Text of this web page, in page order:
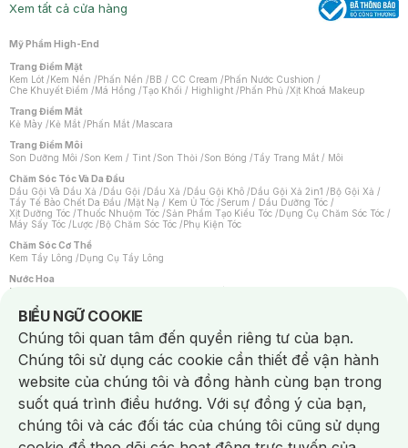
Xem tất cả cửa hàng
Mỹ Phẩm High-End
Trang Điểm Mặt
Kem Lót /Kem Nền /Phấn Nền /BB / CC Cream /Phấn Nước Cushion /
Che Khuyết Điểm /Má Hồng /Tạo Khối / Highlight /Phấn Phủ /Xịt Khoá Makeup
Trang Điểm Mắt
Kẻ Mày /Kẻ Mắt /Phấn Mắt /Mascara
Trang Điểm Môi
Son Dưỡng Môi /Son Kem / Tint /Son Thỏi /Son Bóng /Tẩy Trang Mắt / Môi
Chăm Sóc Tóc Và Da Đầu
Dầu Gội Và Dầu Xả /Dầu Gội /Dầu Xả /Dầu Gội Khô /Dầu Gội Xả 2in1 /Bộ Gội Xả /
Tẩy Tế Bào Chết Da Đầu /Mặt Nạ / Kem Ủ Tóc /Serum / Dầu Dưỡng Tóc /
Xịt Dưỡng Tóc /Thuốc Nhuộm Tóc /Sản Phẩm Tạo Kiểu Tóc /Dụng Cụ Chăm Sóc Tóc /
Máy Sấy Tóc /Lược /Bộ Chăm Sóc Tóc /Phụ Kiện Tóc
Chăm Sóc Cơ Thể
Kem Tẩy Lông /Dụng Cụ Tẩy Lông
Nước Hoa
Nước Hoa Nữ
Chăm Sóc Cá Nhân
Chống Muỗi /Khẩu Trang /Máy Massage/Mặt Nạ Xông Hơi /Nước Rửa Tay/
Sản Phẩm Chăm Sóc Khác /Bàn Chải Đánh Răng /Bàn Chải Điện/
Hỗ Trợ Trắng Răng/Kem Đánh Răng /Máy Tăm Nước/ Nước Súc Miệng/
Tăm / Chỉ Nha Khoa/ Xịt Thơm Miệng / Dung Dịch Vệ Sinh/Dưỡng Vùng Kín/
Khăn Ướt Vệ Sinh Vùng Kín/Băng Vệ Sinh/Tampon/Bọt Cạo Râu /Dao Cạo Râu/
Máy Cạo Râu
Vấn Đề Về Da
Da Dầu / Lỗ Chân Lông To/ Da Khô / Mất Nước/ Da Lão Hóa/ Da Mụn/
Da Nhạy Cảm / Kích Ứng
Da Xỉn Màu Thâm / Nám / Tàn Nhang
BIỂU NGỮ COOKIE
Notice about cookies usage
Chúng tôi quan tâm đến quyền riêng tư của bạn.
Chúng tôi sử dụng các cookie cần thiết để vận hành
website của chúng tôi và đồng hành cùng bạn trong
suốt quá trình điều hướng. Với sự đồng ý của bạn,
chúng tôi và các đối tác của chúng tôi cũng sử dụng